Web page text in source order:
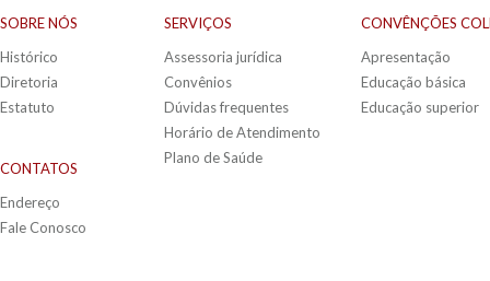
SOBRE NÓS
Histórico
Diretoria
Estatuto
CONTATOS
Endereço
Fale Conosco
SERVIÇOS
Assessoria jurídica
Convênios
Dúvidas frequentes
Horário de Atendimento
Plano de Saúde
CONVÊNÇÕES
Apresentação
Educação básica
Educação superior